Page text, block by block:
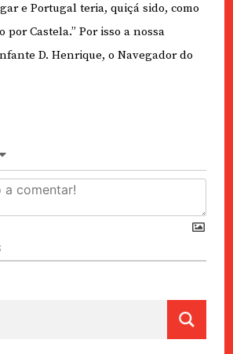
e Portugal teria, quiçá sido, como
por Castela.” Por isso a nossa
D. Henrique, o Navegador do